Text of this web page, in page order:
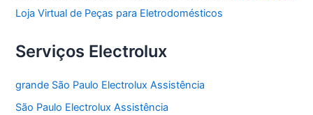
Loja Virtual de Peças para Eletrodomésticos
Serviços Electrolux
grande São Paulo Electrolux Assistência
São Paulo Electrolux Assistência